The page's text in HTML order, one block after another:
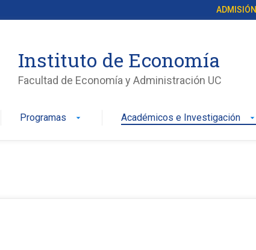
ADMISIÓN
Instituto de Economía
Facultad de Economía y Administración UC
Programas arrow_drop_down Académicos e Investigación arrow_drop_down